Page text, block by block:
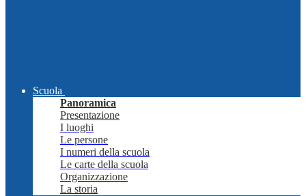
Scuola
Panoramica
Presentazione
I luoghi
Le persone
I numeri della scuola
Le carte della scuola
Organizzazione
La storia